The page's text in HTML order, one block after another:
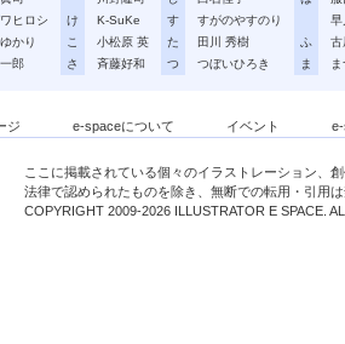
ヒロシ
かり
郎
け
K-SuKe
こ
小松原 英
さ
斉藤好和
す
すがのやすのり
た
田川 秀樹
つ
つぼいひろき
早
ふ
古
ま
ジ e-spaceについて イベント
ここに掲載されている個々のイラストレーション、
法律で認められたものを除き、無断での転用・引用
COPYRIGHT 2009-2026 ILLUSTRATOR E SPACE.